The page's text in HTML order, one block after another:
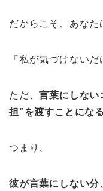
だからこそ、あなた
「私が気づけない
ただ、言葉にしない
担”を渡すことにな
つまり
彼が言葉にしない分